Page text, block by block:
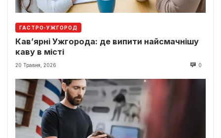
ГАСТРО-УЖГОРОД
Кав’ярні Ужгорода: де випити найсмачнішу
каву в місті
20 Травня, 2026 0